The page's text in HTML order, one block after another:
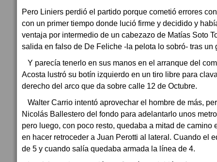
Pero Liniers perdió el partido porque cometió errores
con un primer tiempo donde lució firme y decidido y
ventaja por intermedio de un cabezazo de Matías Soto
salida en falso de De Feliche -la pelota lo sobró- tras un
Y parecía tenerlo en sus manos en el arranque del
Acosta lustró su botín izquierdo en un tiro libre para
derecho del arco que da sobre calle 12 de Octubre.
Walter Carrio intentó aprovechar el hombre de más,
Nicolás Ballestero del fondo para adelantarlo unos
pero luego, con poco resto, quedaba a mitad de camino
en hacer retroceder a Juan Perotti al lateral. Cuando el
de 5 y cuando salía quedaba armada la línea de 4.